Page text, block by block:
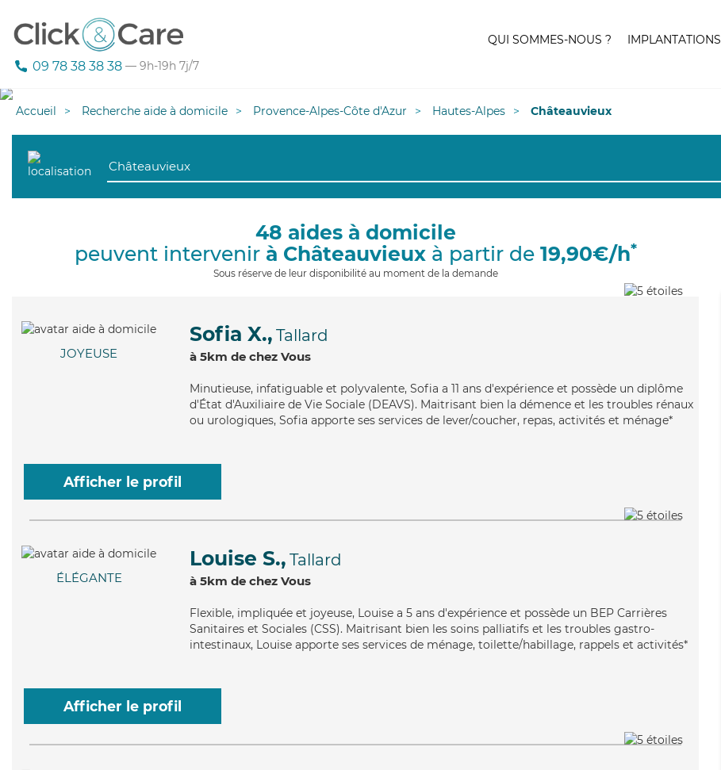
09 78 38 38 38 — 9h-19h 7j/7
QUI SOMMES-NOUS ? IMPLANTATIONS
Accueil Recherche aide à domicile Provence-Alpes-Côte d'Azur Hautes-Alpes Châteauvieux
48 aides à domicile
peuvent intervenir à Châteauvieuxà partir de 19,90€/h*
Sous réserve de leur disponibilité au moment de la demande
JOYEUSE
Sofia X., Tallard
à 5km de chez Vous
Minutieuse, infatiguable et polyvalente, Sofia a 11 ans d'expérience et possède un diplôme
d'État d'Auxiliaire de Vie Sociale (DEAVS). Maitrisant bien la démence et les troubles rénaux
ou urologiques, Sofia apporte ses services de lever/coucher, repas, activités et ménage*
Afficher le profil
ÉLÉGANTE
Louise S., Tallard
à 5km de chez Vous
Flexible, impliquée et joyeuse, Louise a 5 ans d'expérience et possède un BEP Carrières
Sanitaires et Sociales (CSS). Maitrisant bien les soins palliatifs et les troubles gastro-
intestinaux, Louise apporte ses services de ménage, toilette/habillage, rappels et activités*
Afficher le profil